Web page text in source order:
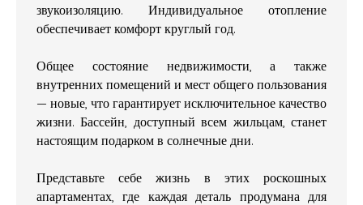
звукоизоляцию. Индивидуальное отопление
обеспечивает комфорт круглый год.
Общее состояние недвижимости, а также
внутренних помещений и мест общего пользования
— новые, что гарантирует исключительное качество
жизни. Бассейн, доступный всем жильцам, станет
настоящим подарком в солнечные дни.
Представьте себе жизнь в этих роскошных
апартаментах, где каждая деталь продумана для